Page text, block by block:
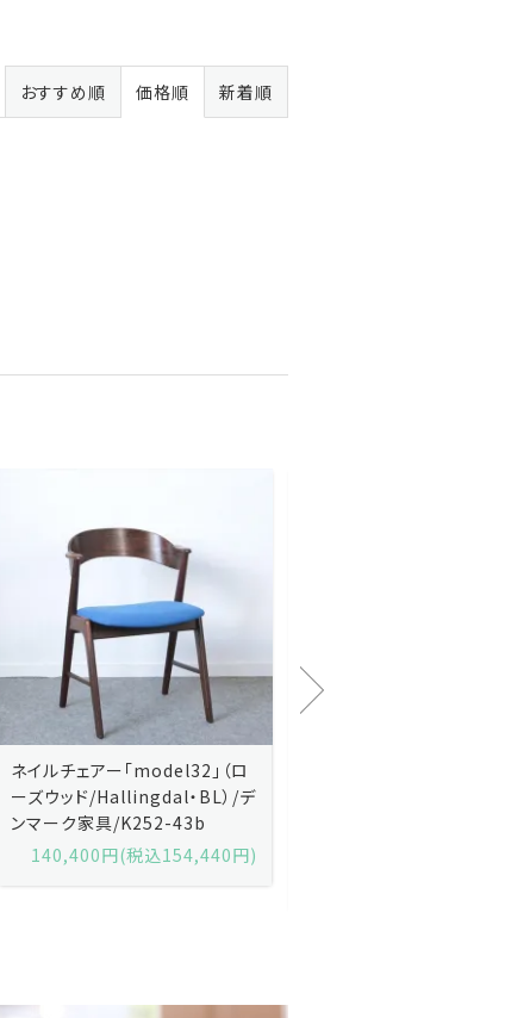
おすすめ順 価格順 新着順
Kai Kristiansenカイ・クリスチ
ャンセン/ダイニングチェアー
「No.42」（ローズウッド・レザー
黒）/デンマーク家具/J252-57j